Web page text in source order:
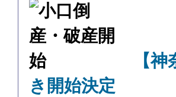
【
き開始決定